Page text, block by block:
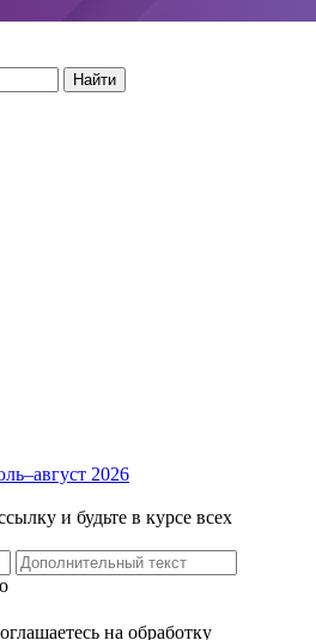
Найти
2026
и будьте в курсе всех
на обработку